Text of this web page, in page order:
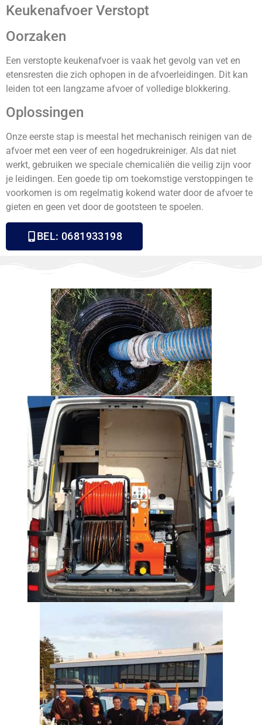
Keukenafvoer Verstopt
Oorzaken
Een verstopte keukenafvoer is vaak het gevolg van vet en
etensresten die zich ophopen in de afvoerleidingen. Dit kan
leiden tot een langzame afvoer of volledige blokkering.
Oplossingen
Onze eerste stap is meestal het mechanisch reinigen van de
afvoer met een veer of een hogedrukreiniger. Als dat niet
werkt, gebruiken we speciale chemicaliën die veilig zijn voor
je leidingen. Een goede tip om toekomstige verstoppingen te
voorkomen is om regelmatig kokend water door de afvoer te
gieten en geen vet door de gootsteen te spoelen.
BEL: 0681933198